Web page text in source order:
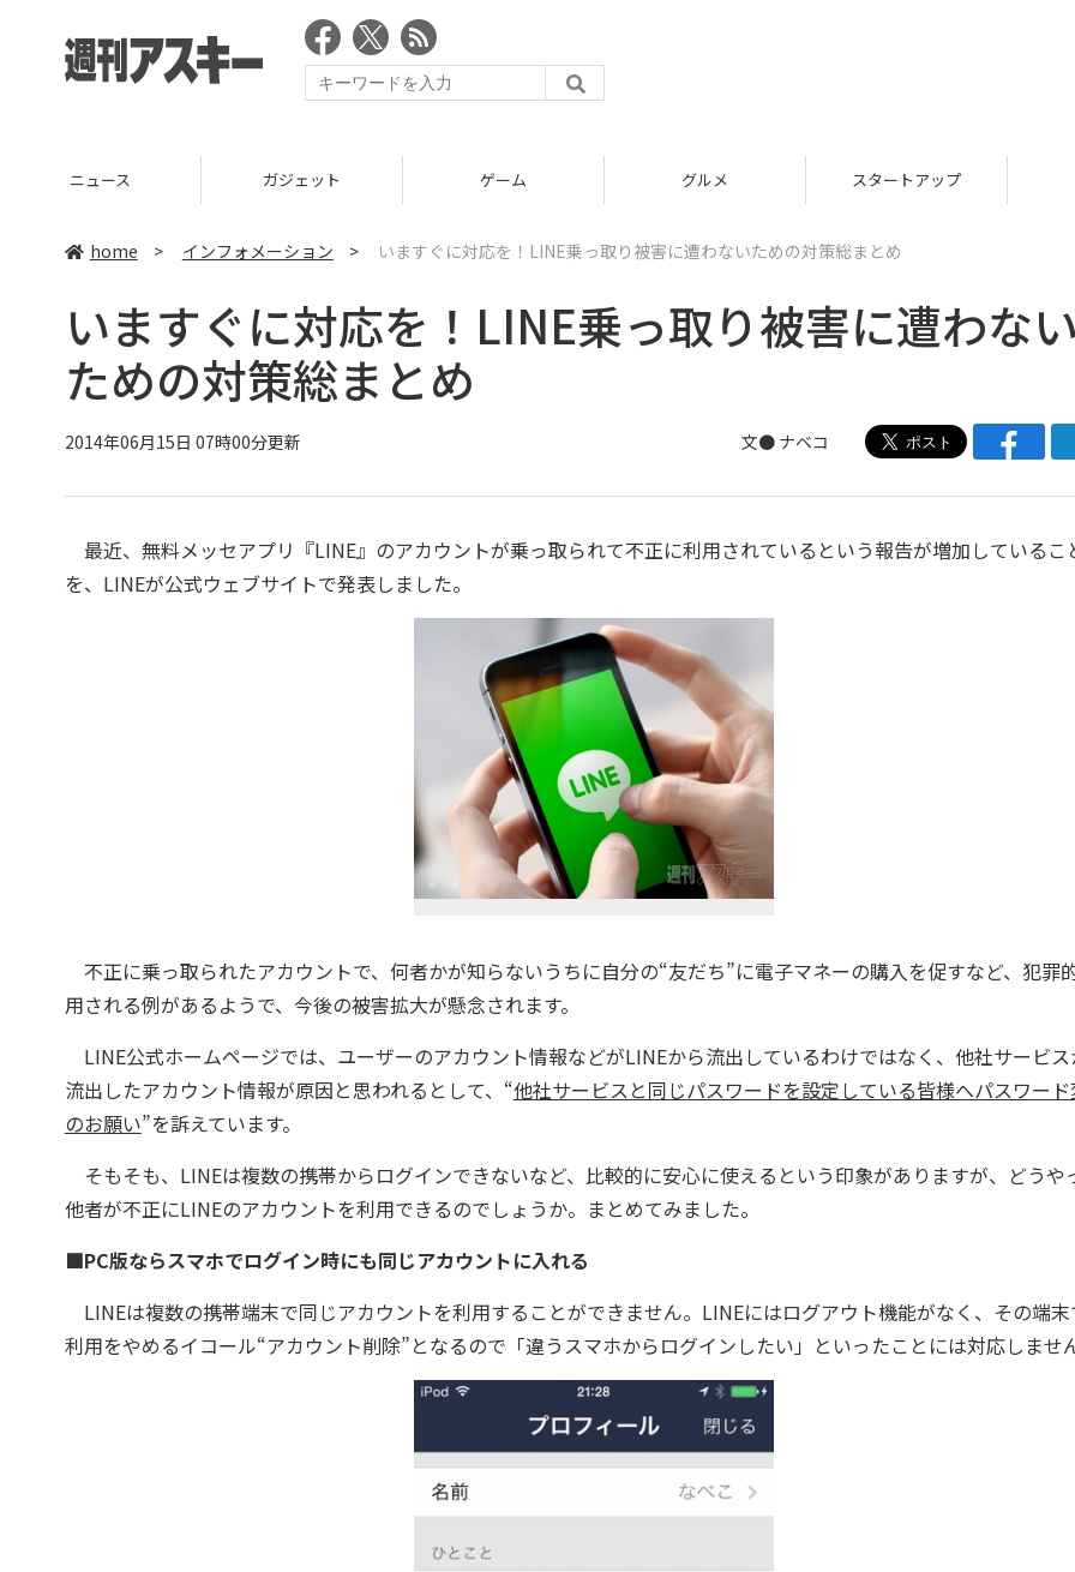
ニュース ガジェット ゲーム グルメ スタートアップ
home > インフォメーション > いますぐに対応を！LINE乗っ取り被害に遭わないための対策総まとめ
いますぐに対応を！LINE乗っ取り被害に遭わな
ための対策総まとめ
2014年06月15日 07時00分更新 文● ナベコ
最近、無料メッセアプリ『LINE』のアカウントが乗っ取られて不正に利用されているという報告が増加しているこ
を、LINEが公式ウェブサイトで発表しました。
不正に乗っ取られたアカウントで、何者かが知らないうちに自分の“友だち”に電子マネーの購入を促すなど、犯罪
用される例があるようで、今後の被害拡大が懸念されます。
LINE公式ホームページでは、ユーザーのアカウント情報などがLINEから流出しているわけではなく、他社サービ
流出したアカウント情報が原因と思われるとして、“他社サービスと同じパスワードを設定している皆様へパスワー
のお願い”を訴えています。
そもそも、LINEは複数の携帯からログインできないなど、比較的に安心に使えるという印象がありますが、どうや
他者が不正にLINEのアカウントを利用できるのでしょうか。まとめてみました。
■PC版ならスマホでログイン時にも同じアカウントに入れる
LINEは複数の携帯端末で同じアカウントを利用することができません。LINEにはログアウト機能がなく、その端
利用をやめるイコール“アカウント削除”となるので「違うスマホからログインしたい」といったことには対応しませ